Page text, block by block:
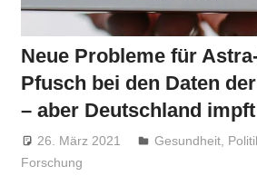
Neue Probleme für
Pfusch bei den Daten
– aber Deutschland
26. März 2021 Niki Vogt
Gesundheit
Forschung